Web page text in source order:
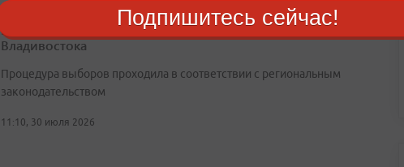
Константин Шестаков переизбран на пост главы
Владивостока
Процедура выборов проходила в соответствии с региональным
законодательством
11:10, 30 июля 2026
Подпишитесь сейчас!